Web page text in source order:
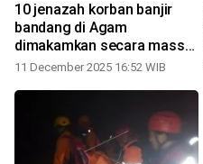
10 jenazah korban banjir
bandang di Agam
dimakamkan secara massal
(Video)
11 December 2025 16:52 WIB